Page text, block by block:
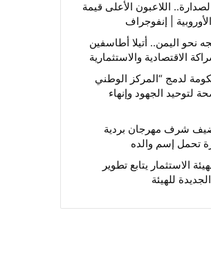
اللاعبون الأعلى قيمة
| إنفوجراف
نحو اليمن.. أتيلا أطاسفين
الاقتصادية والاستثمارية
لدمج “المركز الوطني
لتوحيد الجهود وإنهاء
شرف مهرجان بردية
تحمل إسم والده
الاستثمار يتابع تطوير
الجديدة للهيئة